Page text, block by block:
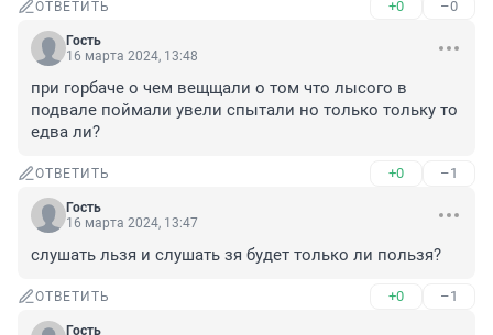
ОТВЕТИТЬ +0 –0
Гость
16 марта 2024, 13:48
при горбаче о чем вещщали о том что лысого в
подвале поймали увели спытали но только тольку то
едва ли?
ОТВЕТИТЬ +0 –1
Гость
16 марта 2024, 13:47
слушать льзя и слушать зя будет только ли пользя?
ОТВЕТИТЬ +0 –1
Гость